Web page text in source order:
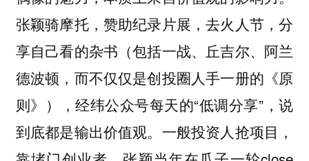
张颖骑摩托，赞助纪录片展，去火人节，分
享自己看的杂书（包括一战、丘吉尔、阿兰
德波顿，而不仅仅是创投圈人手一册的《原
则》），经纬公众号每天的“低调分享”，说
到底都是输出价值观。一般投资人抢项目，